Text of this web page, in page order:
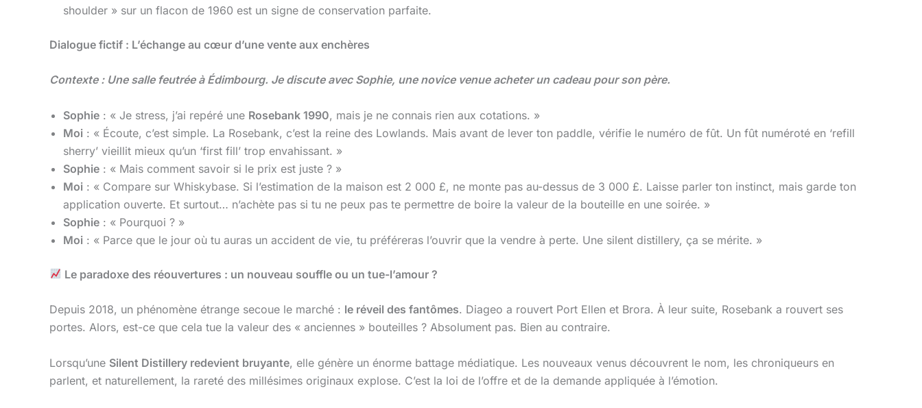
shoulder » sur un flacon de 1960 est un signe de conservation parfaite.
Dialogue fictif : L’échange au cœur d’une vente aux enchères
Contexte : Une salle feutrée à Édimbourg. Je discute avec Sophie, une novice venue acheter un cadeau pour son père.
Sophie : « Je stress, j’ai repéré une Rosebank 1990, mais je ne connais rien aux cotations. »
Moi : « Écoute, c’est simple. La Rosebank, c’est la reine des Lowlands. Mais avant de lever ton paddle, vérifie le numéro de fût. Un fût numéroté en ‘refill
sherry’ vieillit mieux qu’un ‘first fill’ trop envahissant. »
Sophie : « Mais comment savoir si le prix est juste ? »
Moi : « Compare sur Whiskybase. Si l’estimation de la maison est 2 000 £, ne monte pas au-dessus de 3 000 £. Laisse parler ton instinct, mais garde ton
application ouverte. Et surtout… n’achète pas si tu ne peux pas te permettre de boire la valeur de la bouteille en une soirée. »
Sophie : « Pourquoi ? »
Moi : « Parce que le jour où tu auras un accident de vie, tu préféreras l’ouvrir que la vendre à perte. Une silent distillery, ça se mérite. »
Le paradoxe des réouvertures : un nouveau souffle ou un tue-l’amour ?
Depuis 2018, un phénomène étrange secoue le marché : le réveil des fantômes. Diageo a rouvert Port Ellen et Brora. À leur suite, Rosebank a rouvert ses
portes. Alors, est-ce que cela tue la valeur des « anciennes » bouteilles ? Absolument pas. Bien au contraire.
Lorsqu’une Silent Distillery redevient bruyante, elle génère un énorme battage médiatique. Les nouveaux venus découvrent le nom, les chroniqueurs en
parlent, et naturellement, la rareté des millésimes originaux explose. C’est la loi de l’offre et de la demande appliquée à l’émotion.